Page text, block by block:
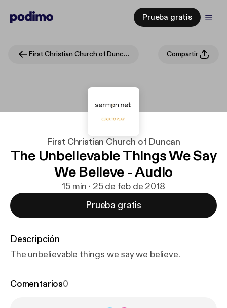
Prueba gratis
First Christian Church of Duncan Compartir
First Christian Church of Duncan
The Unbelievable Things We Say
We Believe - Audio
15 min · 25 de feb de 2018
Prueba gratis
Descripción
The unbelievable things we say we believe.
Comentarios0